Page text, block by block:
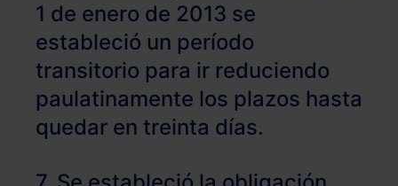
1 de enero de 2013 se
estableció un período
transitorio para ir reduciendo
paulatinamente los plazos hasta
quedar en treinta días.